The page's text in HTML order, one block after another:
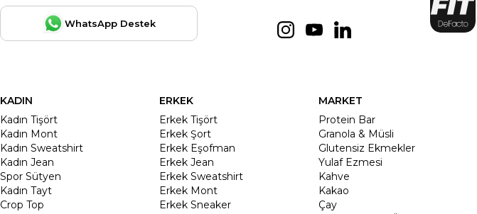
WhatsApp Destek
KADIN
Kadın Tişört
Kadın Mont
Kadın Sweatshirt
Kadın Jean
Spor Sütyen
Kadın Tayt
Crop Top
ERKEK
Erkek Tişört
Erkek Şort
Erkek Eşofman
Erkek Jean
Erkek Sweatshirt
Erkek Mont
Erkek Sneaker
MARKET
Protein Bar
Granola & Müsli
Glutensiz Ekmekler
Yulaf Ezmesi
Kahve
Kakao
Çay